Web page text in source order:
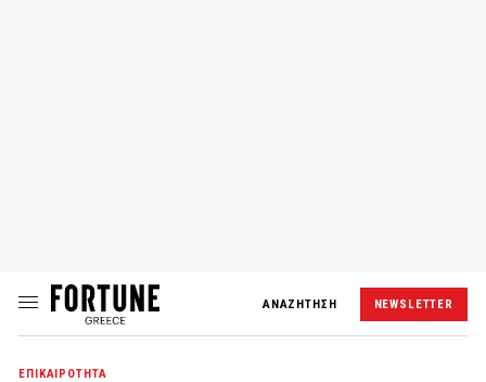
ΑΝΑΖΗΤΗΣΗ NEWSLETTER
ΕΠΙΚΑΙΡΟΤΗΤΑ